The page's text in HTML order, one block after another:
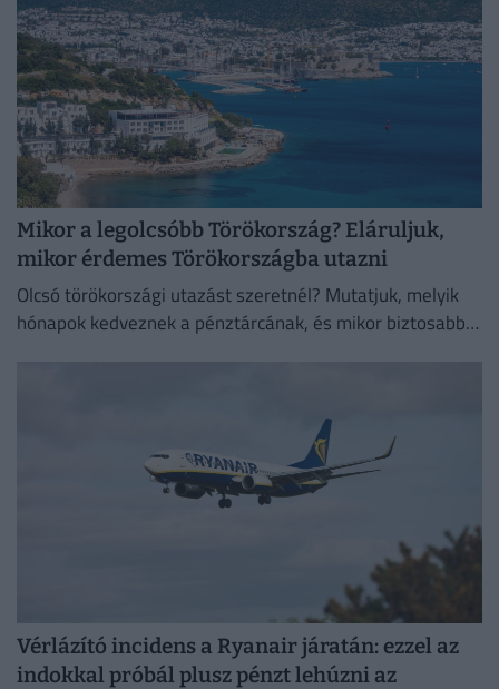
Mikor a legolcsóbb Törökország? Eláruljuk,
mikor érdemes Törökországba utazni
Olcsó törökországi utazást szeretnél? Mutatjuk, melyik
hónapok kedveznek a pénztárcának, és mikor biztosabb a
Vérlázító incidens a Ryanair járatán: ezzel az
indokkal próbál plusz pénzt lehúzni az